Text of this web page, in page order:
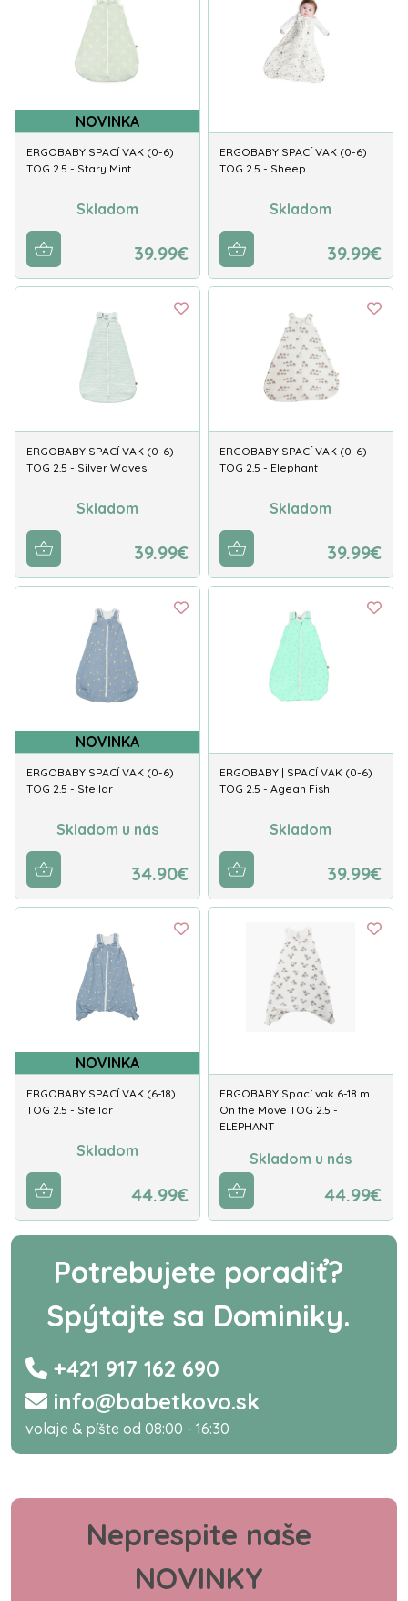
NOVINKA
ERGOBABY SPACÍ VAK (0-6)
TOG 2.5 - Stary Mint
Skladom
39.99€
ERGOBABY SPACÍ VAK (0-6)
TOG 2.5 - Sheep
Skladom
39.99€
ERGOBABY SPACÍ VAK (0-6)
TOG 2.5 - Silver Waves
Skladom
39.99€
ERGOBABY SPACÍ VAK (0-6)
TOG 2.5 - Elephant
Skladom
39.99€
NOVINKA
ERGOBABY SPACÍ VAK (0-6)
TOG 2.5 - Stellar
Skladom u nás
34.90€
ERGOBABY | SPACÍ VAK (0-6)
TOG 2.5 - Agean Fish
Skladom
39.99€
NOVINKA
ERGOBABY SPACÍ VAK (6-18)
TOG 2.5 - Stellar
Skladom
44.99€
ERGOBABY Spací vak 6-18 m
On the Move TOG 2.5 -
ELEPHANT
Skladom u nás
44.99€
Potrebujete poradiť?
Spýtajte sa Dominiky.
+421 917 162 690
info@babetkovo.sk
volaje & píšte od 08:00 - 16:30
Neprespite naše
NOVINKY